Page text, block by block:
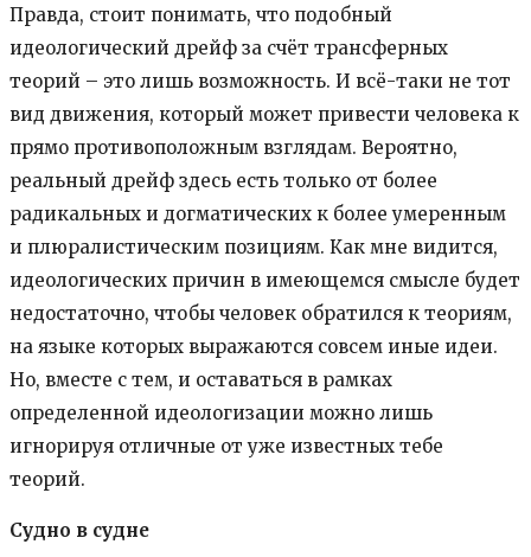
Правда, стоит понимать, что подобный
идеологический дрейф за счёт трансферных
теорий – это лишь возможность. И всё-таки не тот
вид движения, который может привести человека к
прямо противоположным взглядам. Вероятно,
реальный дрейф здесь есть только от более
радикальных и догматических к более умеренным
и плюралистическим позициям. Как мне видится,
идеологических причин в имеющемся смысле будет
недостаточно, чтобы человек обратился к теориям,
на языке которых выражаются совсем иные идеи.
Но, вместе с тем, и оставаться в рамках
определенной идеологизации можно лишь
игнорируя отличные от уже известных тебе
теорий.
Судно в судне